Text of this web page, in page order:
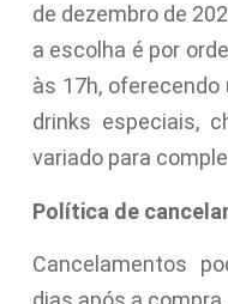
de dezembro de
a escolha é por
às 17h,
drinks especiais,
variado para
Política de
Cancelamentos